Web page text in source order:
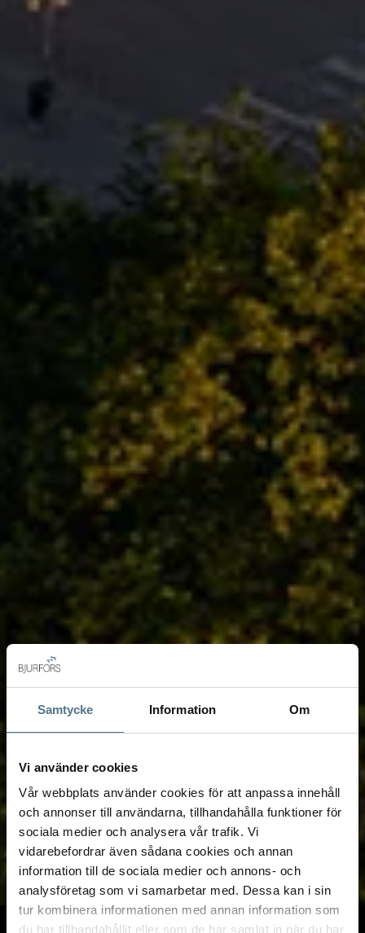
Samtycke Information Om
Vi använder cookies
Vår webbplats använder cookies för att anpassa innehåll
och annonser till användarna, tillhandahålla funktioner för
sociala medier och analysera vår trafik. Vi
vidarebefordrar även sådana cookies och annan
information till de sociala medier och annons- och
analysföretag som vi samarbetar med. Dessa kan i sin
tur kombinera informationen med annan information som
du har tillhandahållit eller som de har samlat in när du har
TILL SALU VI PÅ KONTORET VÄRDERA